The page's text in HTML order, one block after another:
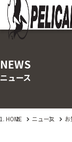
NEWS
ニュース
HOME ニュース